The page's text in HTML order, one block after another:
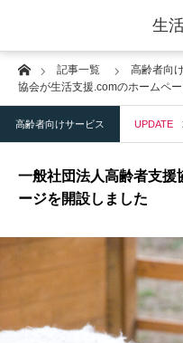
生
Home記事一覧 高齢者向
協会が生活支援.comのホームペー
高齢者向けサービス UPDATE
一般社団法人高齢者支
ージを開設しました
剪定・造園
防犯
リフォーム
水道修理・メンテナン
ハウスクリーニング